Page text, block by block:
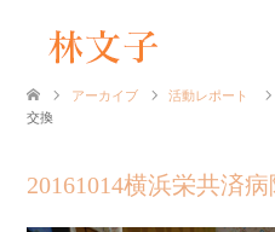
アーカイブ 活動レポート
交換
20161014横浜栄共済